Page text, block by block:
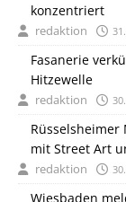
konzentriert
redaktion
Fasanerie
Hitzewelle
redaktion
mit Street Art
redaktion
Wiesbaden